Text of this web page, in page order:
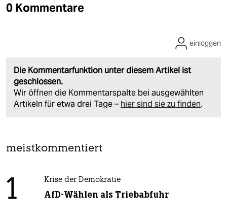
0 Kommentare
Die Kommentarfunktion unter diesem Artikel ist
geschlossen.
Wir öffnen die Kommentarspalte bei ausgewählten
Artikeln für etwa drei Tage – hier sind sie zu finden.
einloggen
meistkommentiert
1 Krise der Demokratie
AfD-Wählen als Triebabfuhr